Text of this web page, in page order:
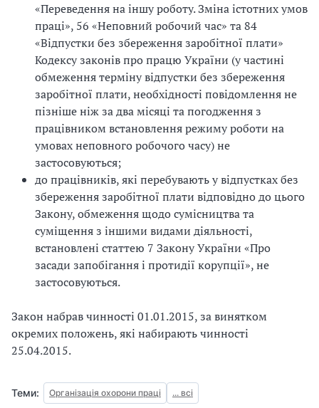
«Переведення на іншу роботу. Зміна істотних умов
праці», 56 «Неповний робочий час» та 84
«Відпустки без збереження заробітної плати»
Кодексу законів про працю України (у частині
обмеження терміну відпустки без збереження
заробітної плати, необхідності повідомлення не
пізніше ніж за два місяці та погодження з
працівником встановлення режиму роботи на
умовах неповного робочого часу) не
застосовуються;
до працівників, які перебувають у відпустках без
збереження заробітної плати відповідно до цього
Закону, обмеження щодо сумісництва та
суміщення з іншими видами діяльності,
встановлені статтею 7 Закону України «Про
засади запобігання і протидії корупції», не
застосовуються.
Закон набрав чинності 01.01.2015, за винятком
окремих положень, які набирають чинності
25.04.2015.
Теми: Організація охорони праці ... всі